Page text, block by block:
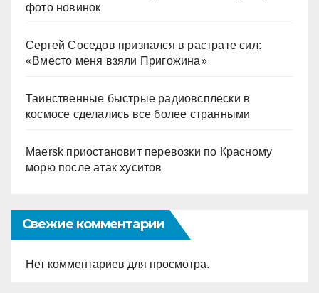
фото новинок
Сергей Соседов признался в растрате сил:
«Вместо меня взяли Пригожина»
Таинственные быстрые радиовсплески в
космосе сделались все более странными
Maersk приостановит перевозки по Красному
морю после атак хуситов
Свежие комментарии
Нет комментариев для просмотра.